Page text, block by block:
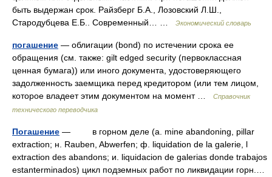
быть выдержан срок. Райзберг Б.А., Лозовский Л.Ш.,
Стародубцева Е.Б.. Современный… …
Экономический словарь
погашение — облигации (bond) по истечении срока ее
обращения (см. также: gilt edged security (первоклассная
ценная бумага)) или иного документа, удостоверяющего
задолженность заемщика перед кредитором (или тем лицом,
которое владеет этим документом на момент …
Справочник
технического переводчика
Погашение — в горном делe (a. mine abandoning, pillar
extraction; н. Rauben, Abwerfen; ф. liquidation de la galerie, l
extraction des abandons; и. liquidacion de galerias donde trabajos
estanterminados) цикл подземных работ по ликвидации горн.…